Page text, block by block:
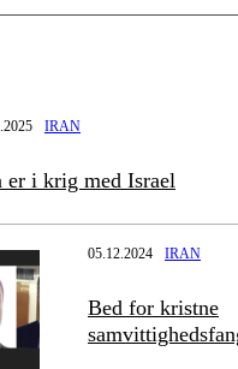
IRAN
er i krig med Israel
05.12.2024 IRAN
Bed for kristne